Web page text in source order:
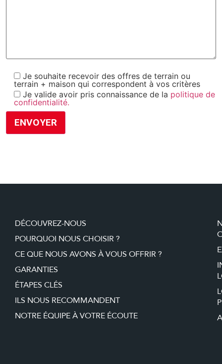
Je souhaite recevoir des offres de terrain ou
terrain + maison qui correspondent à vos critères
Je valide avoir pris connaissance de la politique de
confidentialité.
DÉCOUVREZ-NOUS
POURQUOI NOUS CHOISIR ?
CE QUE NOUS AVONS À VOUS OFFRIR ?
GARANTIES
ÉTAPES CLÉS
ILS NOUS RECOMMANDENT
NOTRE ÉQUIPE À VOTRE ÉCOUTE